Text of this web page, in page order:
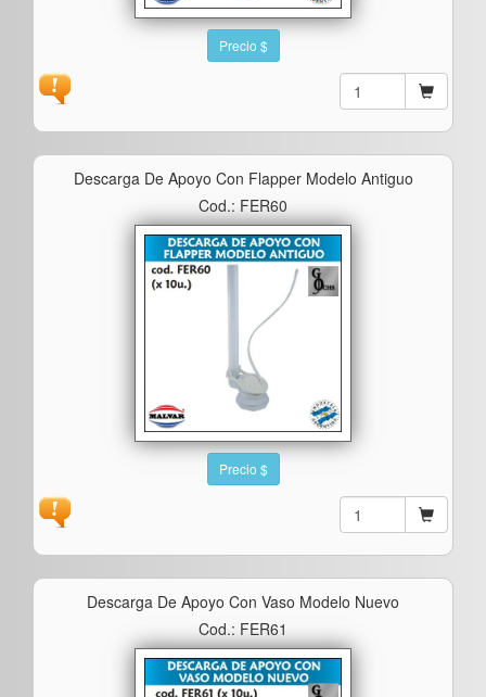
Precio $
Descarga De Apoyo Con Flapper Modelo Antiguo
Cod.: FER60
Precio $
Descarga De Apoyo Con Vaso Modelo Nuevo
Cod.: FER61